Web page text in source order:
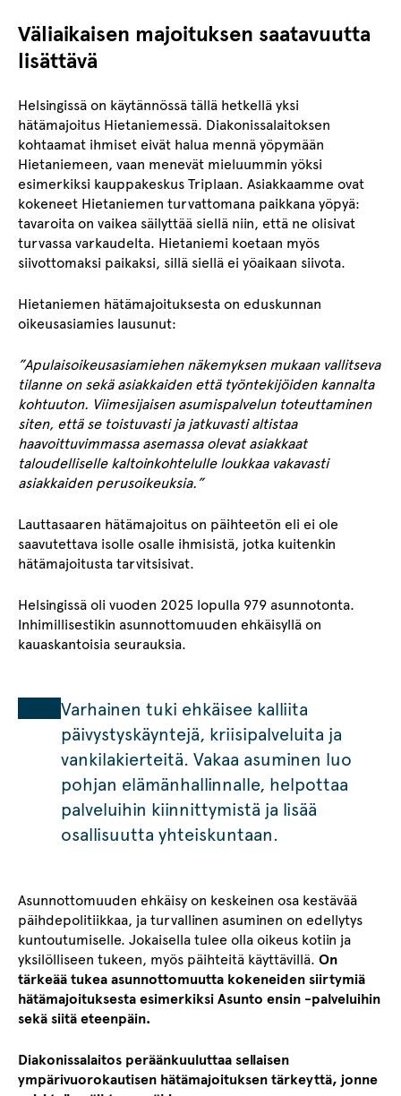
Väliaikaisen majoituksen saatavuutta
lisättävä
Helsingissä on käytännössä tällä hetkellä yksi
hätämajoitus Hietaniemessä. Diakonissalaitoksen
kohtaamat ihmiset eivät halua mennä yöpymään
Hietaniemeen, vaan menevät mieluummin yöksi
esimerkiksi kauppakeskus Triplaan. Asiakkaamme ovat
kokeneet Hietaniemen turvattomana paikkana yöpyä:
tavaroita on vaikea säilyttää siellä niin, että ne olisivat
turvassa varkaudelta. Hietaniemi koetaan myös
siivottomaksi paikaksi, sillä siellä ei yöaikaan siivota.
Hietaniemen hätämajoituksesta on eduskunnan
oikeusasiamies lausunut:
”Apulaisoikeusasiamiehen näkemyksen mukaan vallitseva
tilanne on sekä asiakkaiden että työntekijöiden kannalta
kohtuuton. Viimesijaisen asumispalvelun toteuttaminen
siten, että se toistuvasti ja jatkuvasti altistaa
haavoittuvimmassa asemassa olevat asiakkaat
taloudelliselle kaltoinkohtelulle loukkaa vakavasti
asiakkaiden perusoikeuksia.”
Lauttasaaren hätämajoitus on päihteetön eli ei ole
saavutettava isolle osalle ihmisistä, jotka kuitenkin
hätämajoitusta tarvitsisivat.
Helsingissä oli vuoden 2025 lopulla 979 asunnotonta.
Inhimillisestikin asunnottomuuden ehkäisyllä on
kauaskantoisia seurauksia.
Varhainen tuki ehkäisee kalliita
päivystyskäyntejä, kriisipalveluita ja
vankilakierteitä. Vakaa asuminen luo
pohjan elämänhallinnalle, helpottaa
palveluihin kiinnittymistä ja lisää
osallisuutta yhteiskuntaan.
Asunnottomuuden ehkäisy on keskeinen osa kestävää
päihdepolitiikkaa, ja turvallinen asuminen on edellytys
kuntoutumiselle. Jokaisella tulee olla oikeus kotiin ja
yksilölliseen tukeen, myös päihteitä käyttävillä. On
tärkeää tukea asunnottomuutta kokeneiden siirtymiä
hätämajoituksesta esimerkiksi Asunto ensin -palveluihin
sekä siitä eteenpäin.
Diakonissalaitos peräänkuuluttaa sellaisen
ympärivuorokautisen hätämajoituksen tärkeyttä, jonne